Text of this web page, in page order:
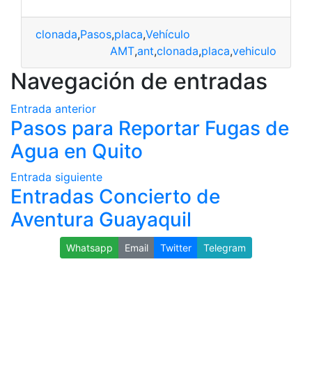
clonada,Pasos,placa,Vehículo
AMT,ant,clonada,placa,vehiculo
Navegación de entradas
Entrada anterior
Pasos para Reportar Fugas de
Agua en Quito
Entrada siguiente
Entradas Concierto de
Aventura Guayaquil
Whatsapp Email Twitter Telegram